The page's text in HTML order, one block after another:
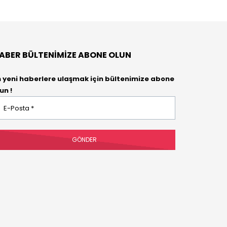
BÜLTENIMIZE ABONE OLUN
yeni haberlere ulaşmak için bültenimize abone
!